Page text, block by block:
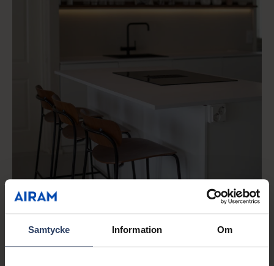
Samtycke Information Om
Med SmartHome-lampor och led-list skapar du
ett mjukt stämningsljus i köket.